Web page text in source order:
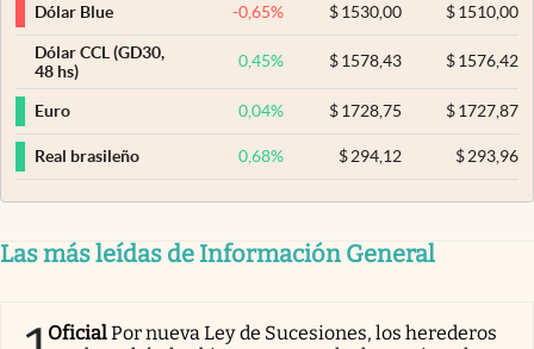
Dólar Blue -0,65% $ 1530,00 $1510,00
Dólar CCL (GD30,
48 hs)
0,45% $ 1578,43 $1576,42
Euro 0,04% $ 1728,75 $1727,87
Real brasileño 0,68% $ 294,12 $293,96
Las más leídas de Información General
OficialPor nueva Ley de Sucesiones, los herederos